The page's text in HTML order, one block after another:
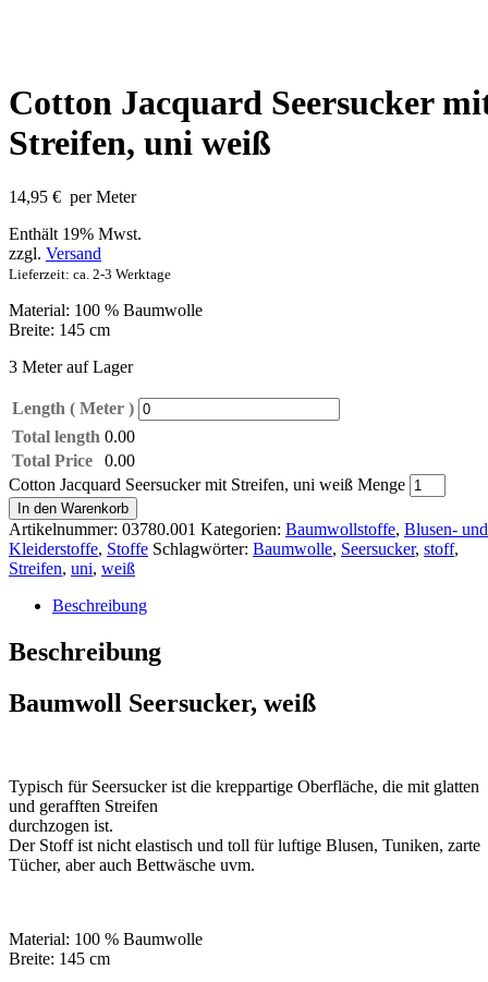
Cotton Jacquard Seersucker
Streifen, uni weiß
14,95 € per Meter
Enthält 19% Mwst.
zzgl. Versand
Lieferzeit: ca. 2-3 Werktage
Material: 100 % Baumwolle
Breite: 145 cm
3 Meter auf Lager
Length ( Meter )
Total length 0.00
Total Price
0.00
Cotton Jacquard Seersucker mit Streifen, uni weiß Menge
In den Warenkorb
Artikelnummer: 03780.001 Kategorien: Baumwollstoffe, Blusen- und
Kleiderstoffe, Stoffe Schlagwörter: Baumwolle, Seersucker, stoff,
Streifen, uni, weiß
Beschreibung
Beschreibung
Baumwoll Seersucker, weiß
Typisch für Seersucker ist die kreppartige Oberfläche, die mit glatten
und gerafften Streifen
durchzogen ist.
Der Stoff ist nicht elastisch und toll für luftige Blusen, Tuniken, zarte
Tücher, aber auch Bettwäsche uvm.
Material: 100 % Baumwolle
Breite: 145 cm